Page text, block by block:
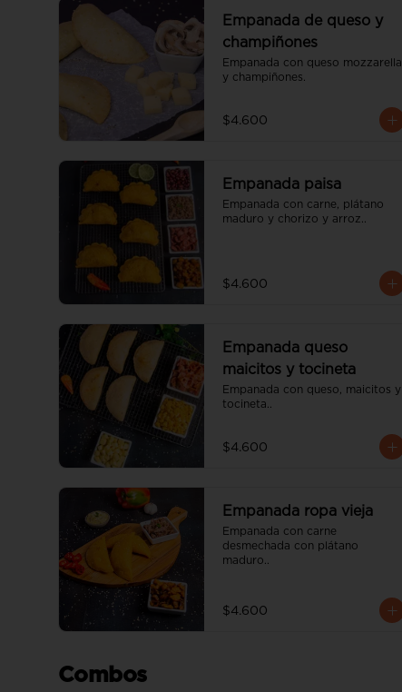
Empanada de queso y
champiñones
Empanada con queso mozzarella
y champiñones.
$4.600
Empanada paisa
Empanada con carne, plátano
maduro y chorizo y arroz..
$4.600
Empanada queso
maicitos y tocineta
Empanada con queso, maicitos y
tocineta..
$4.600
Empanada ropa vieja
Empanada con carne
desmechada con plátano
maduro..
$4.600
Combos